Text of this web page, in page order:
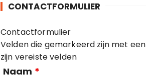
r
e
ë
n
CONTACTFORMULIER
Contactformulier
Velden die gemarkeerd zijn met een
zijn vereiste velden
Naam *